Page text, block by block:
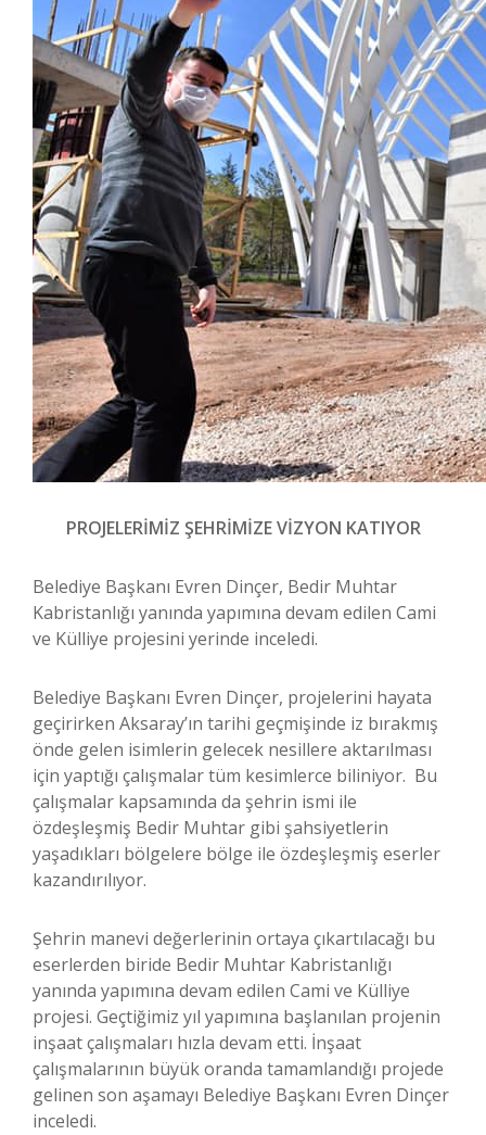
PROJELERİMİZ ŞEHRİMİZE VİZYON KATIYOR
Belediye Başkanı Evren Dinçer, Bedir Muhtar
Kabristanlığı yanında yapımına devam edilen Cami
ve Külliye projesini yerinde inceledi.
Belediye Başkanı Evren Dinçer, projelerini hayata
geçirirken Aksaray’ın tarihi geçmişinde iz bırakmış
önde gelen isimlerin gelecek nesillere aktarılması
için yaptığı çalışmalar tüm kesimlerce biliniyor. Bu
çalışmalar kapsamında da şehrin ismi ile
özdeşleşmiş Bedir Muhtar gibi şahsiyetlerin
yaşadıkları bölgelere bölge ile özdeşleşmiş eserler
kazandırılıyor.
Şehrin manevi değerlerinin ortaya çıkartılacağı bu
eserlerden biride Bedir Muhtar Kabristanlığı
yanında yapımına devam edilen Cami ve Külliye
projesi. Geçtiğimiz yıl yapımına başlanılan projenin
inşaat çalışmaları hızla devam etti. İnşaat
çalışmalarının büyük oranda tamamlandığı projede
gelinen son aşamayı Belediye Başkanı Evren Dinçer
inceledi.